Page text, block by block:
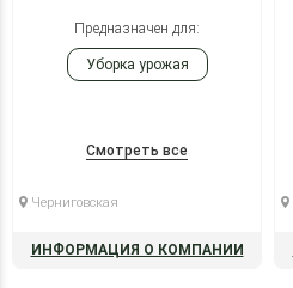
Предназначен для:
Уборка урожая
Смотреть все
Черниговская
ИНФОРМАЦИЯ О КОМПАНИИ